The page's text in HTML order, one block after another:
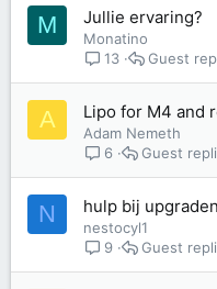
M Jullie ervaring?
Monatino
13
Guest
A Lipo for M4 and
Adam Nemeth
6
Guest
N hulp bij
nestocyl1
9
Guest